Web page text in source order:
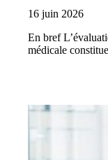
16 juin 2026
En bref
médicale